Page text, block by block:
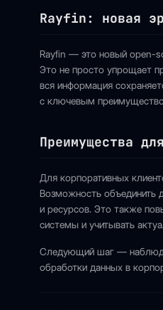
Rayfin: новая
Rayfin — это новый open-
Это не просто упрощает
вся информация
с ключевым
Преимущества
Для корпоративных
Возможность объединить
и ресурсов. Это также
системы и учитывать
Следующий шаг —
обработки данных в